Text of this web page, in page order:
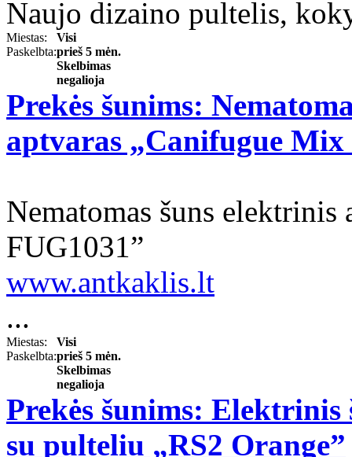
Naujo dizaino pultelis,
Miestas:
Visi
Paskelbta:prieš 5 mėn.
Skelbimas
negalioja
Prekės šunims:
aptvaras „Canifugue Mix
Nematomas šuns
FUG1031”
www.antkaklis.lt
...
Miestas:
Visi
Paskelbta:prieš 5 mėn.
Skelbimas
negalioja
Prekės šunims:
su pulteliu „RS2 Orange”